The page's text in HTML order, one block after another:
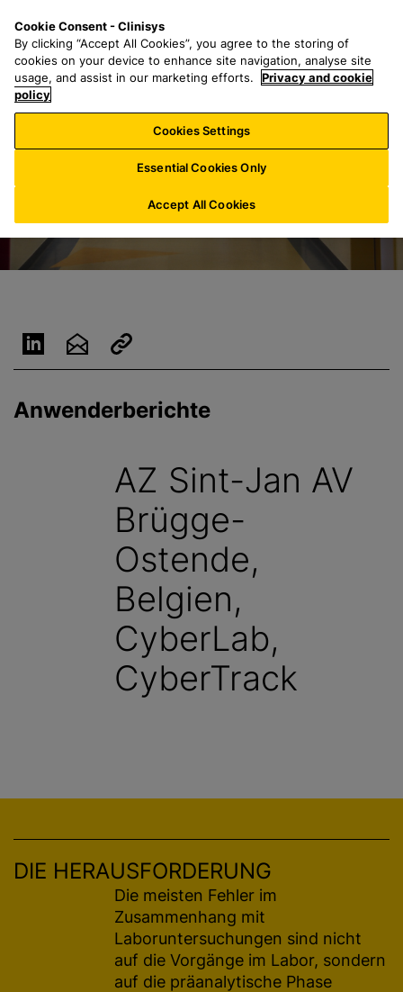
l
a
r
h
f
o
:
n
u
Anwenderberichte
AZ Sint-Jan AV
Brügge-
Ostende,
Belgien,
CyberLab,
CyberTrack
DIE HERAUSFORDERUNG
Die meisten Fehler im
Zusammenhang mit
Laboruntersuchungen sind nicht
auf die Vorgänge im Labor, sondern
auf die präanalytische Phase
Cookie Consent - Clinisys
By clicking “Accept All Cookies”, you agree to the storing of
cookies on your device to enhance site navigation, analyse site
usage, and assist in our marketing efforts.
Privacy and cookie
policy
Cookies Settings
Essential Cookies Only
Accept All Cookies